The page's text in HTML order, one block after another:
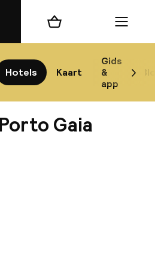
Hotels Kaart
Gids
&
app
Winkelmand Menu
Gaia
door de